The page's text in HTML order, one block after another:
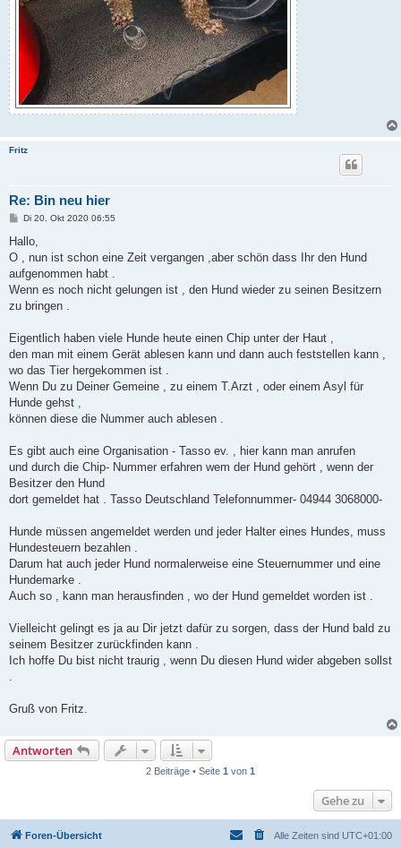
Fritz
Re: Bin neu hier
B
i
a
Di 20. Okt 2020 06:55
Hallo,
O , nun ist schon eine Zeit vergangen ,aber schön dass Ihr den Hund
aufgenommen habt .
Wenn es noch nicht gelungen ist , den Hund wieder zu seinen Besitzern
zu bringen .
Eigentlich haben viele Hunde heute einen Chip unter der Haut ,
den man mit einem Gerät ablesen kann und dann auch feststellen kann ,
wo das Tier hergekommen ist .
Wenn Du zu Deiner Gemeine , zu einem T.Arzt , oder einem Asyl für
Hunde gehst ,
können diese die Nummer auch ablesen .
Es gibt auch eine Organisation - Tasso ev. , hier kann man anrufen
und durch die Chip- Nummer erfahren wem der Hund gehört , wenn der
Besitzer den Hund
dort gemeldet hat . Tasso Deutschland Telefonnummer- 04944 3068000-
Hunde müssen angemeldet werden und jeder Halter eines Hundes, muss
Hundesteuern bezahlen .
Darum hat auch jeder Hund normalerweise eine Steuernummer und eine
Hundemarke .
Auch so , kann man herausfinden , wo der Hund gemeldet worden ist .
Vielleicht gelingt es ja au Dir jetzt dafür zu sorgen, dass der Hund bald zu
seinem Besitzer zurückfinden kann .
Ich hoffe Du bist nicht traurig , wenn Du diesen Hund wider abgeben sollst
Gruß von Fritz.
Antworten
2 Beiträge • Seite 1 von 1
Gehe zu
Foren-Übersicht Alle Zeiten sind UTC+01:00